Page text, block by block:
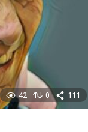
42 0 111